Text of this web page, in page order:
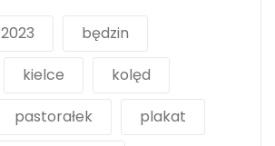
2023
będzin
kielce
kolęd
pastorałek
plakat